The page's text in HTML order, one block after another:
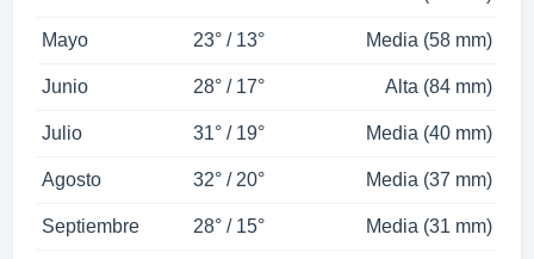
Mayo 23° / 13° Media (58 mm)
Junio 28° / 17° Alta (84 mm)
Julio 31° / 19° Media (40 mm)
Agosto 32° / 20° Media (37 mm)
Septiembre 28° / 15° Media (31 mm)